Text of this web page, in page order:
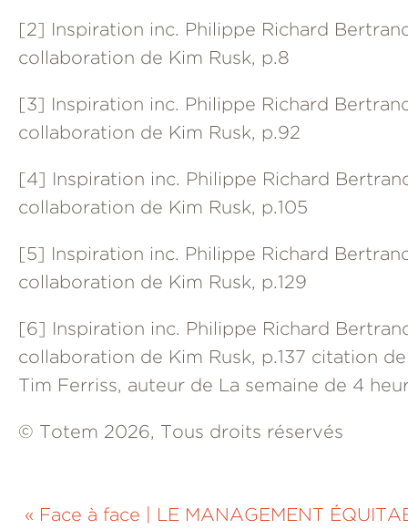
[2] Inspiration inc. Philippe Richard
collaboration de Kim Rusk, p.8
[3] Inspiration inc. Philippe Richard
collaboration de Kim Rusk, p.92
[4] Inspiration inc. Philippe Richard
collaboration de Kim Rusk, p.105
[5] Inspiration inc. Philippe Richard
collaboration de Kim Rusk, p.129
[6] Inspiration inc. Philippe Richard
collaboration de Kim Rusk, p.137 citation de
Tim Ferriss, auteur de La semaine de 4
© Totem 2026, Tous droits réservés
« Face à face
LE MANAGEMENT